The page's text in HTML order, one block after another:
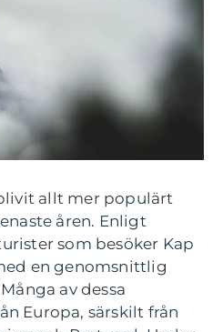
allt mer populärt
åren. Enligt
som besöker Kap
en genomsnittlig
av dessa
Europa, särskilt från